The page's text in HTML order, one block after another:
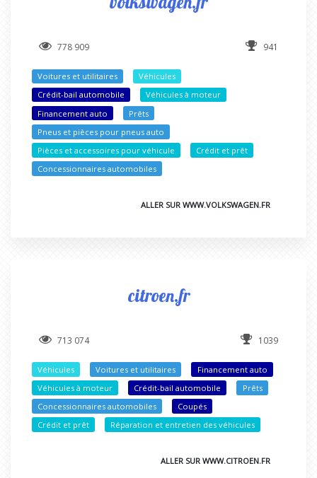
778 909 941
Voitures et utilitaires
Véhicules
Crédit-bail automobile
Véhicules à moteur
Financement auto
Prêts
Pneus et pièces pour pneus auto
Pièces et accessoires pour véhicule
Crédit et prêt
Concessionnaires automobiles
ALLER SUR WWW.VOLKSWAGEN.FR
citroen.fr
713 074 1039
Véhicules Voitures et utilitaires
Financement auto
Véhicules à moteur
Crédit-bail automobile
Prêts
Concessionnaires automobiles
Coupés
Crédit et prêt
Réparation et entretien des véhicules
ALLER SUR WWW.CITROEN.FR